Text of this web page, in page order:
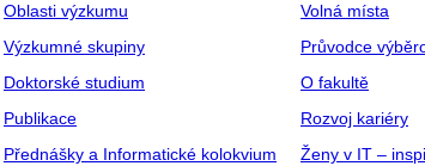
Oblasti výzkumu
Výzkumné skupiny
Doktorské studium
Publikace
Přednášky a Informatické kolokvium
Volná místa
Průvodce
O fakultě
Rozvoj kariéry
Ženy v IT –